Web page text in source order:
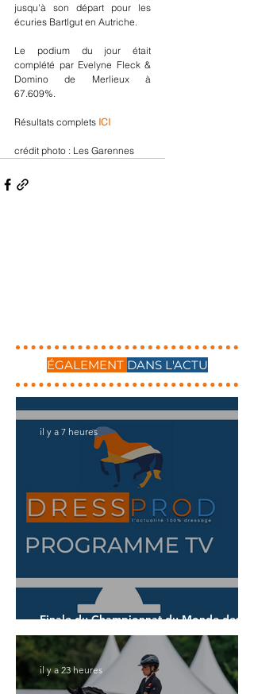
jusqu'à son départ pour les
écuries Bartlgut en Autriche.
Le podium du jour était
complété par Evelyne Fleck &
Domino de Merlieux à
67.609%.
Résultats complets ICI
crédit photo : Les Garennes
ÉGALEMENT DANS L'ACTU
Finale du Championnat du Monde des 6
ans
il y a 7 heures
il y a 23 heures